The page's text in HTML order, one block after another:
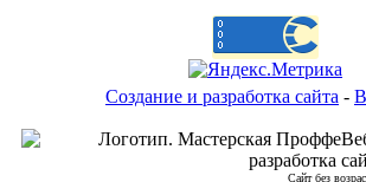
Создание и разработка сайта -
Сайт без